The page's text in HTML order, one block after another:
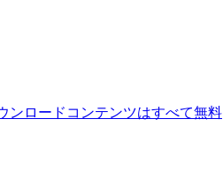
ンロードコンテンツはすべて無料